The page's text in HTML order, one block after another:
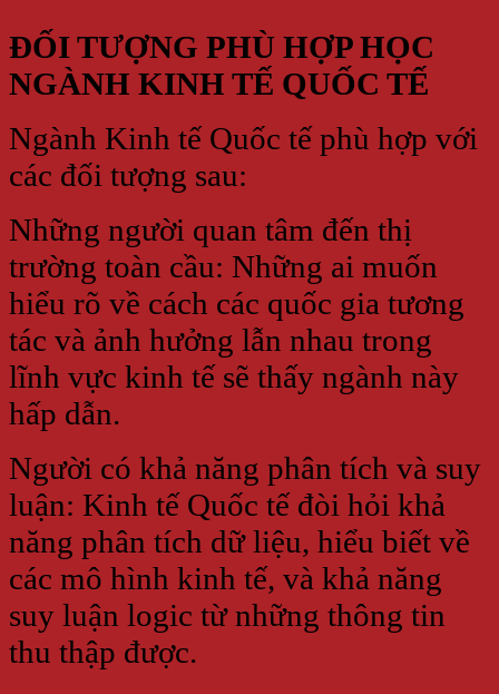
ĐỐI TƯỢNG PHÙ HỢP HỌC
NGÀNH KINH TẾ QUỐC TẾ
Ngành Kinh tế Quốc tế phù hợp với
các đối tượng sau:
Những người quan tâm đến thị
trường toàn cầu: Những ai muốn
hiểu rõ về cách các quốc gia tương
tác và ảnh hưởng lẫn nhau trong
lĩnh vực kinh tế sẽ thấy ngành này
hấp dẫn.
Người có khả năng phân tích và suy
luận: Kinh tế Quốc tế đòi hỏi khả
năng phân tích dữ liệu, hiểu biết về
các mô hình kinh tế, và khả năng
suy luận logic từ những thông tin
thu thập được.